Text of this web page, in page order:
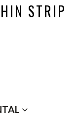
STRIP